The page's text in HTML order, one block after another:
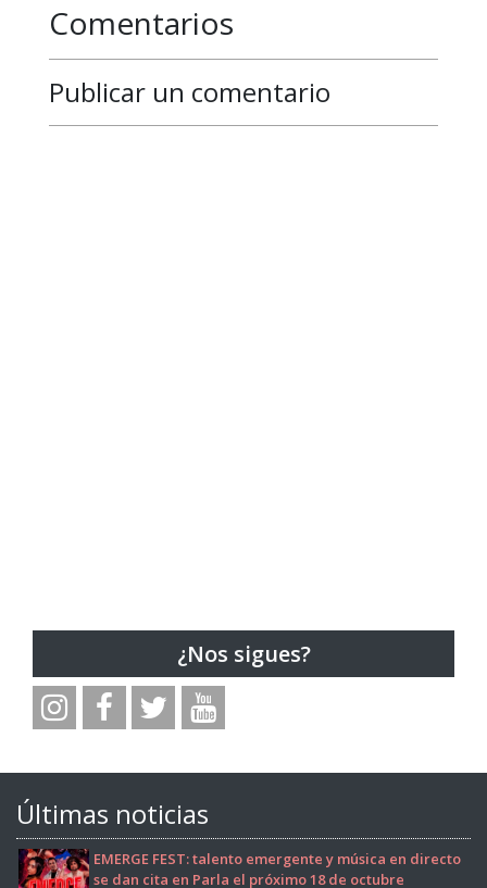
Comentarios
Publicar un comentario
¿Nos sigues?
Últimas noticias
EMERGE FEST: talento emergente y música en directo
se dan cita en Parla el próximo 18 de octubre